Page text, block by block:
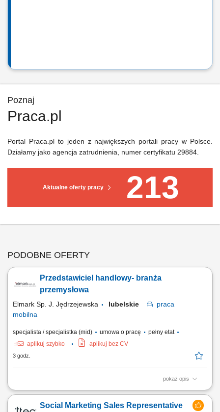
Poznaj
Praca.pl
Aktualne oferty pracy 213
Portal Praca.pl to jeden z największych portali pracy w Polsce.
Działamy jako agencja zatrudnienia, numer certyfikatu 29884.
PODOBNE OFERTY
Przedstawiciel handlowy- branża
przemysłowa
Elmark Sp. J. Jędrzejewska lubelskie
praca
mobilna
specjalista / specjalistka (mid) umowa o pracę
pełny etat
aplikuj szybko
aplikuj bez CV
3 godz.
pokaż opis
Twój zakres obowiązków: Reprezentowanie firmy w kontaktach
Współpraca z dużymi i średnimi firmami produkcyjnymi oraz
Social Marketing Sales Representative